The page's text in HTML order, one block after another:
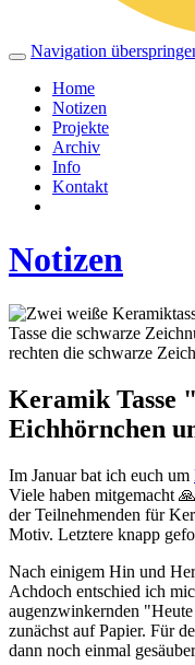
Navigation
Home
Notizen
Projekte
Archiv
Info
Kontakt
Notizen
Keramik Tasse
Eichhörnchen
Im Januar bat ich euch um
Viele haben mitgemacht
der Teilnehmenden für
Motiv. Letztere knapp
Nach einigem Hin und
Achdoch entschied ich
augenzwinkernden
zunächst auf Papier. Für
dann noch einmal